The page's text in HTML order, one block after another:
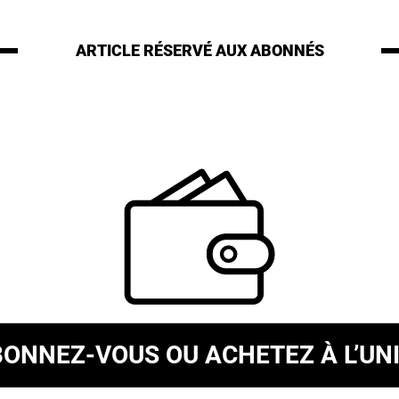
ARTICLE RÉSERVÉAUX ABONNÉS
VOUS OU ACHETEZ À